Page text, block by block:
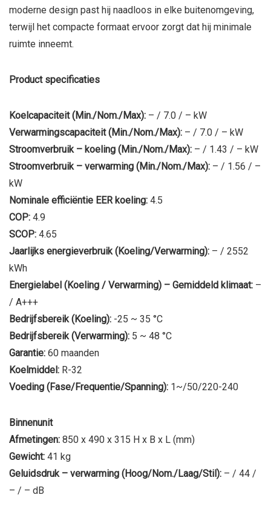
moderne design past hij naadloos in elke buitenomgeving,
terwijl het compacte formaat ervoor zorgt dat hij minimale
ruimte inneemt.
Product specificaties
Koelcapaciteit (Min./Nom./Max): – / 7.0 / – kW
Verwarmingscapaciteit (Min./Nom./Max): – / 7.0 / – kW
Stroomverbruik – koeling (Min./Nom./Max): – / 1.43 / – kW
Stroomverbruik – verwarming (Min./Nom./Max): – / 1.56 / –
kW
Nominale efficiëntie EER koeling: 4.5
COP: 4.9
SCOP: 4.65
Jaarlijks energieverbruik (Koeling/Verwarming): – / 2552
kWh
Energielabel (Koeling / Verwarming) – Gemiddeld klimaat: –
/ A+++
Bedrijfsbereik (Koeling): -25 ~ 35 °C
Bedrijfsbereik (Verwarming): 5 ~ 48 °C
Garantie: 60 maanden
Koelmiddel: R-32
Voeding (Fase/Frequentie/Spanning): 1~/50/220-240
Binnenunit
Afmetingen: 850 x 490 x 315 H x B x L (mm)
Gewicht: 41 kg
Geluidsdruk – verwarming (Hoog/Nom./Laag/Stil): – / 44 /
– / – dB